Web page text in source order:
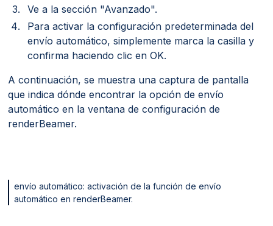
Ve a la sección "Avanzado".
Para activar la configuración predeterminada del
envío automático, simplemente marca la casilla y
confirma haciendo clic en OK.
A continuación, se muestra una captura de pantalla
que indica dónde encontrar la opción de envío
automático en la ventana de configuración de
renderBeamer.
envío automático: activación de la función de envío
automático en renderBeamer.